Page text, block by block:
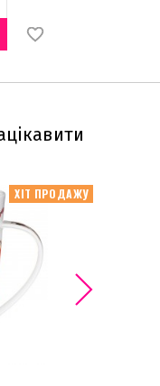
ХІТ ПРОДАЖУ